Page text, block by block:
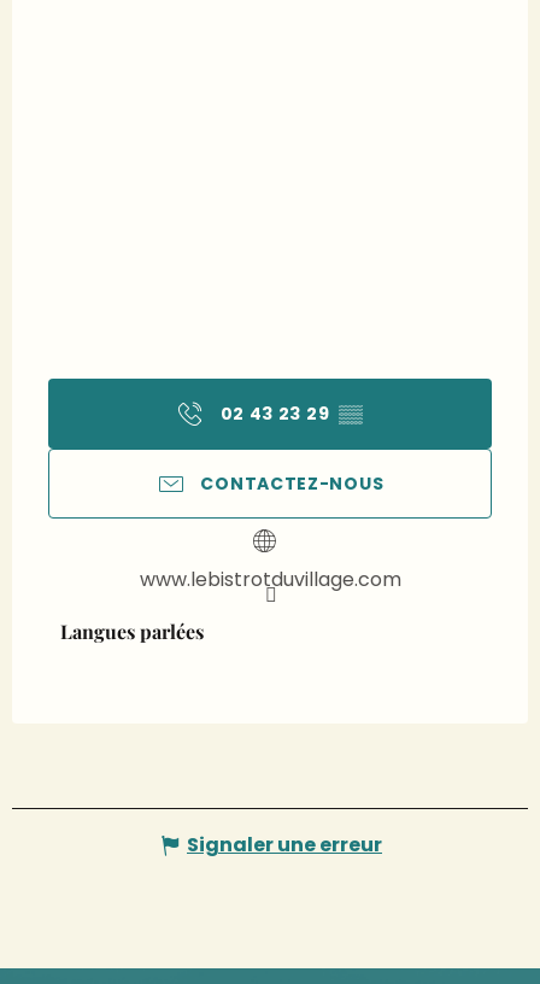
02 43 23 29 ▒▒
CONTACTEZ-NOUS
www.lebistrotduvillage.com
Langues parlées
Langues parlées
Signaler une erreur